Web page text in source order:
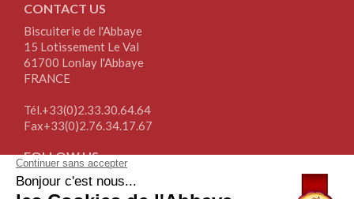
CONTACT US
Biscuiterie de l'Abbaye
15 Lotissement Le Val
61700 Lonlay l'Abbaye
FRANCE
Tél.+33(0)2.33.30.64.64
Fax+33(0)2.76.34.17.67
FOLLOW US